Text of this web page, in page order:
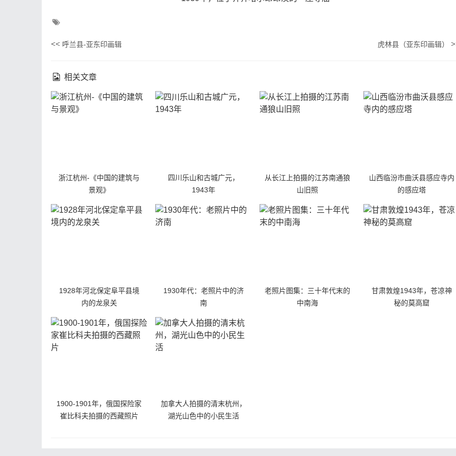
<< 呼兰县-亚东印画辑 虎林县（亚东印画辑）
相关文章
浙江杭州-《中国的建筑与
景观》
四川乐山和古城广元，
1943年
从长江上拍摄的江苏南通狼
山旧照
山西临汾市曲沃县感应寺内
的感应塔
1928年河北保定阜平县境
内的龙泉关
1930年代：老照片中的济
南
老照片图集：三十年代末的
中南海
甘肃敦煌1943年，苍凉神
秘的莫高窟
1900-1901年，俄国探险家
崔比科夫拍摄的西藏照片
加拿大人拍摄的清末杭州，
湖光山色中的小民生活